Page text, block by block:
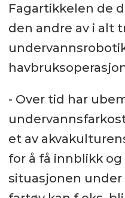
Fagartikkelen de
den andre av i alt
- Over tid har
et av
for å få innblikk
situasjonen under